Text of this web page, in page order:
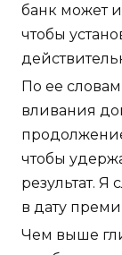
банк может
чтобы
По ее
вливания
чтобы
результат. Я
в дату
Чем выше